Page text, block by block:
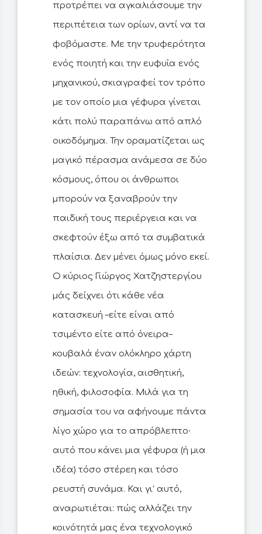
προτρέπει να αγκαλιάσουμε την
περιπέτεια των ορίων, αντί να τα
φοβόμαστε. Με την τρυφερότητα
ενός ποιητή και την ευφυΐα ενός
μηχανικού, σκιαγραφεί τον τρόπο
με τον οποίο μια γέφυρα γίνεται
κάτι πολύ παραπάνω από απλό
οικοδόμημα. Την οραματίζεται ως
μαγικό πέρασμα ανάμεσα σε δύο
κόσμους, όπου οι άνθρωποι
μπορούν να ξαναβρούν την
παιδική τους περιέργεια και να
σκεφτούν έξω από τα συμβατικά
πλαίσια. Δεν μένει όμως μόνο εκεί.
Ο κύριος Γιώργος Χατζηστεργίου
μάς δείχνει ότι κάθε νέα
κατασκευή –είτε είναι από
τσιμέντο είτε από όνειρα–
κουβαλά έναν ολόκληρο χάρτη
ιδεών: τεχνολογία, αισθητική,
ηθική, φιλοσοφία. Μιλά για τη
σημασία του να αφήνουμε πάντα
λίγο χώρο για το απρόβλεπτο∙
αυτό που κάνει μια γέφυρα (ή μια
ιδέα) τόσο στέρεη και τόσο
ρευστή συνάμα. Και γι’ αυτό,
αναρωτιέται: πώς αλλάζει την
κοινότητά μας ένα τεχνολογικό